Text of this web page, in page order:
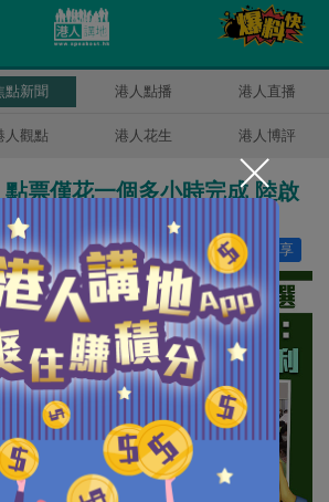
點新聞 港人點播 港人直播
人觀點 港人花生 港人博評
點票僅花一個多小時完成 陸啟
努力的成果
分享
讚好 7